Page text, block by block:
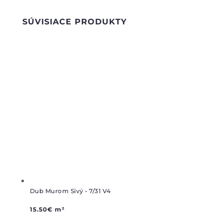
SÚVISIACE PRODUKTY
Dub Murom Sivý • 7/31 V4
15.50€ m²